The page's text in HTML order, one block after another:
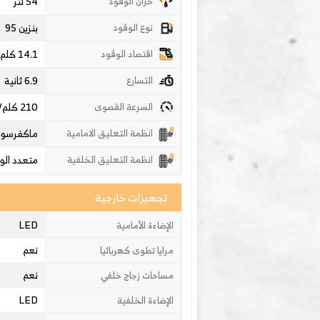
نوع الوقود بنزين 95
اقتصاد الوقود 14.1 كلم/لتر
التسارع 6.9 ثانية
السرعة القصوى 210
انظمة التعليق الامامية
انظمة التعليق الخلفية متعدد
تجهيزات خارجية
الإضاءة الأمامية LED
مرايا تطوى كهربائيا نعم
مساحات زجاج خلفي نعم
الإضاءة الخلفية LED